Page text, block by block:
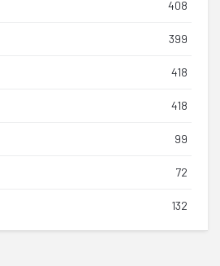
408
399
418
418
99
72
132